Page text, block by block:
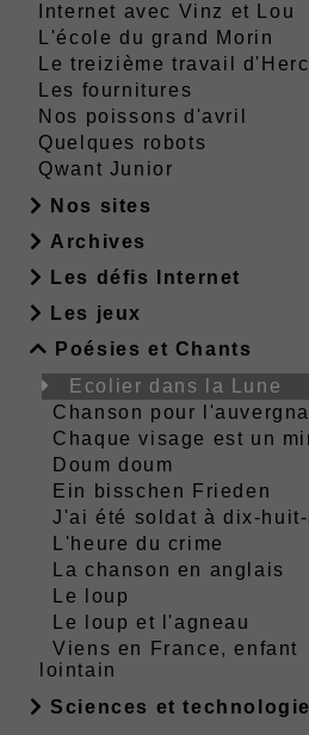
Internet avec Vinz et Lou
L'école du grand Morin
Le treizième travail
Les fournitures
Nos poissons d'avril
Quelques robots
Qwant Junior
Nos sites
Archives
Les défis Internet
Les jeux
Poésies et Chants
Ecolier dans la Lune
Chanson pour
Chaque visage est un
Doum doum
Ein bisschen Frieden
J'ai été soldat à dix-
L'heure du crime
La chanson en anglais
Le loup
Le loup et l'agneau
Viens en France, enfant
lointain
Sciences et technologie